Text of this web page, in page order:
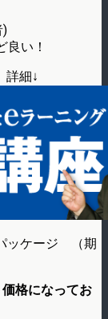
)
良い！
詳細↓
ッケージ （期
格になってお